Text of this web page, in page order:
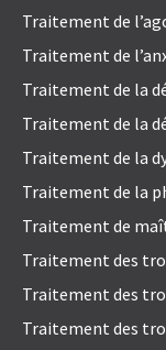
Traitement de
Traitement de
Traitement de la
Traitement de la
Traitement de la
Traitement de la
Traitement de
Traitement des
Traitement des
Traitement des